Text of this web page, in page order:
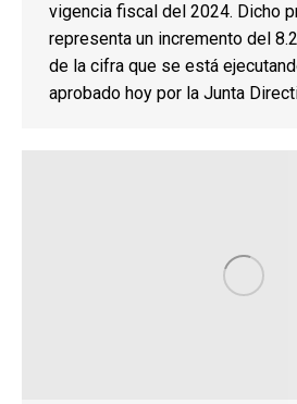
vigencia fiscal del 2024. Dicho
representa un incremento del
de la cifra que se está
aprobado hoy por la Junta